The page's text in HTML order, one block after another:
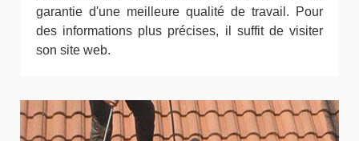
garantie d'une meilleure qualité de travail. Pour
des informations plus précises, il suffit de visiter
son site web.